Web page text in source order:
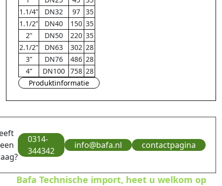
1.1/4”
DN32 97 35
1.1/2”
DN40 150 35
2”
DN50 220 35
2.1/2”
DN63 302 28
3”
DN76 486 28
4”
DN100 758 28
Produktinformatie
0314-
344342
info@bafa.nl contactpagina
Bafa Technische import, heet u welkom op